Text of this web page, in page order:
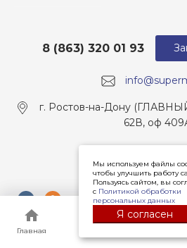
Главная
Главная
8 (863) 320 01 93
г. Ростов-на-Дону
62В, оф
Мы используем файлы
чтобы улучшить работу
Пользуясь сайтом, вы
с Политикой обработки
персональных данных
Я согласен